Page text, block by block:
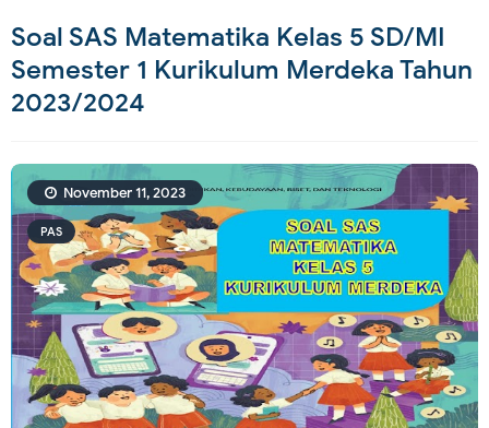
Soal SAS Matematika Kelas 5 SD/MI
Semester 1 Kurikulum Merdeka Tahun
2023/2024
PAS
November 11, 2023